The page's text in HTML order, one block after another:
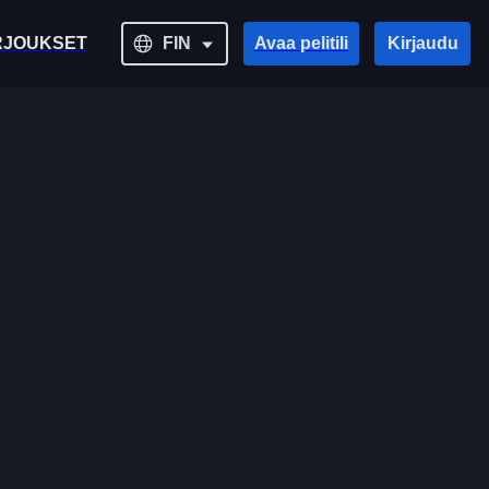
FIN Avaa pelitili Kirjaudu